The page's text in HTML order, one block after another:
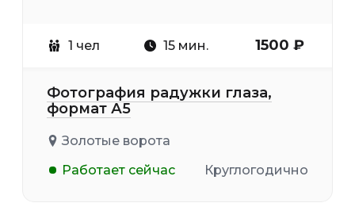
1 чел 15 мин. 1500 ₽
Фотография радужки глаза,
формат А5
Золотые ворота
Работает сейчас
Круглогодично